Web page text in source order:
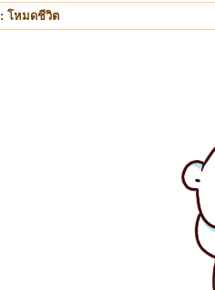
โหมดชีวิต